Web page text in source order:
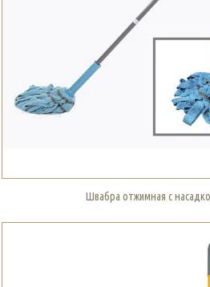
Швабра отжимная с